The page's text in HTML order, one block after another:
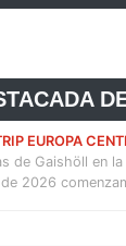
EUROPA
de Gaishöll en
2026